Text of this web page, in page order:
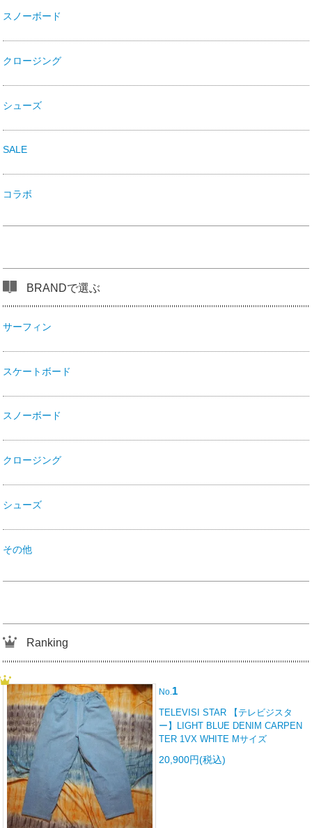
スノーボード
クロージング
シューズ
SALE
コラボ
BRANDで選ぶ
サーフィン
スケートボード
スノーボード
クロージング
シューズ
その他
Ranking
No.1
TELEVISI STAR 【テレビジスタ
ー】LIGHT BLUE DENIM CARPEN
TER 1VX WHITE Mサイズ
20,900円(税込)